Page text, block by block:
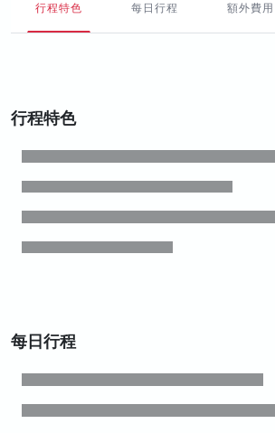
行程特色 每日行程 額外費用
行程特色
每日行程